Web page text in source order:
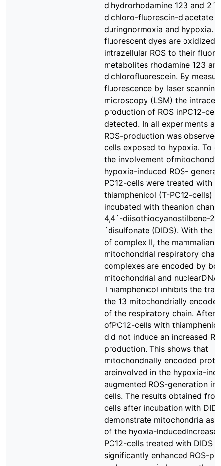
dihydrorhodamine 123 and
dichloro-fluorescin-diacetate
duringnormoxia and hypoxia.
fluorescent dyes are oxidized
intrazellular ROS to their
metabolites rhodamine 123
dichlorofluorescein. By
fluorescence by laser scanning
microscopy (LSM) the
production of ROS inPC12-
detected. In all experiments
ROS-production was observed
cells exposed to hypoxia. To
the involvement
hypoxia-induced ROS-
PC12-cells were treated with
thiamphenicol (T-PC12-cells)
incubated with theanion
4,4´-diisothiocyanostilbene-2,2
´disulfonate (DIDS). With the
of complex II, the mammalian
mitochondrial respiratory chain
complexes are encoded by
mitochondrial and nuclearDNA.
Thiamphenicol inhibits the
the 13 mitochondrially
of the respiratory chain. After
ofPC12-cells with
did not induce an increased
production. This shows that
mitochondrially encoded
areinvolved in the hypoxia-
augmented ROS-generation in
cells. The results obtained
cells after incubation with
demonstrate mitochondria as
of the hyoxia-inducedincrease
PC12-cells treated with DIDS
significantly enhanced ROS-